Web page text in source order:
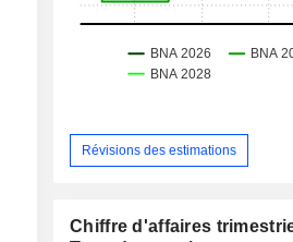
Révisions des estimations
Chiffre d'affaires